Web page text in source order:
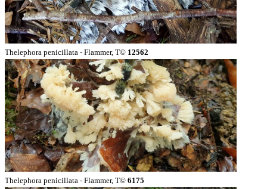
Thelephora penicillata - Flammer, T© 12562
Thelephora penicillata - Flammer, T© 6175